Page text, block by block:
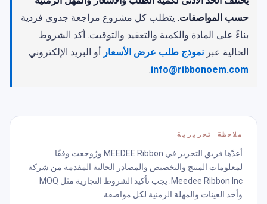
حسب المواصفات. يتطلب كل مشروع مراجعة جدوى فردية
بناءً على المادة والكمية والتعقيد والتوقيت. أكد الشروط
الحالية عبر نموذج طلب عرض الأسعار أو البريد الإلكتروني
info@ribbonoem.com
.
ملاحظة تحريرية
أعدّها فريق التحرير في MEEDEE Ribbon ورُوجعت وفقًا
لمعلومات المنتج والتخصيص والمصادر الحالية المقدمة من شركة
Meedee Ribbon Inc. يجب تأكيد الشروط التجارية مثل MOQ
وأخذ العينات والمهلة الزمنية لكل مواصفة.